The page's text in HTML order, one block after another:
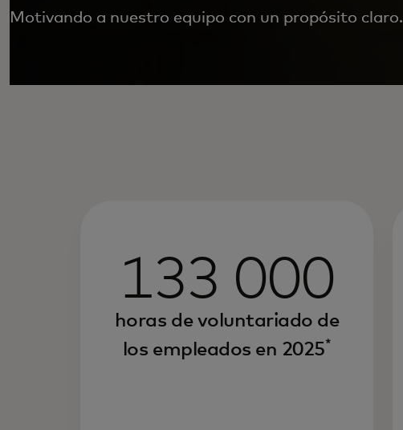
Motivando a nuestro equipo con un propósito claro.
133 000
horas de voluntariado de
los empleados en 2025*